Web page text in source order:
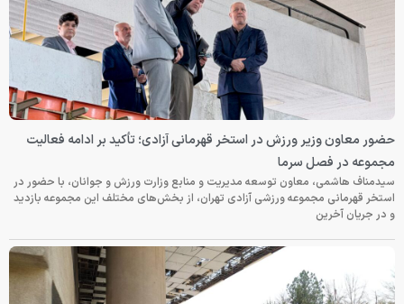
حضور معاون وزیر ورزش در استخر قهرمانی آزادی؛ تأکید بر ادامه فعالیت
مجموعه در فصل سرما
سیدمناف هاشمی، معاون توسعه مدیریت و منابع وزارت ورزش و جوانان، با حضور در
استخر قهرمانی مجموعه ورزشی آزادی تهران، از بخش‌های مختلف این مجموعه بازدید
و در جریان آخرین